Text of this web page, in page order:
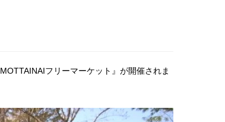
フリーマーケット』が開催されま